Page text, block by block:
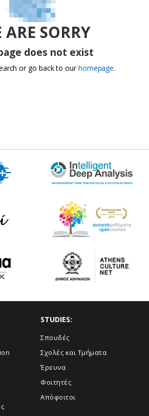
ARE SORRY
does not exist
or go back to ourhomepage.
STUDIES:
Σπουδές
Σχολές και Τμήματα
Έρευνα
Φοιτητές
Απόφοιτοι